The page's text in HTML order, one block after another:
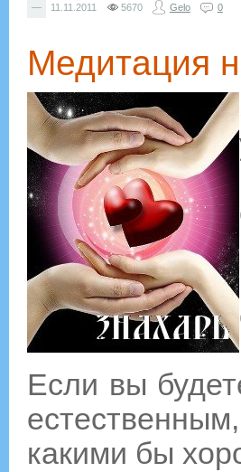
— 11.11.2011 5670 Gelo 0
Медитация
Если вы
какими бы